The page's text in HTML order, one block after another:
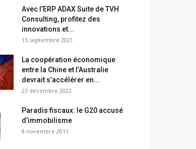
Avec l’ERP ADAX Suite de TVH
Consulting, profitez des
innovations et...
15 septembre 2021
La coopération économique
entre la Chine et l’Australie
devrait s’accélérer en...
23 décembre 2022
Paradis fiscaux: le G20 accusé
d’immobilisme
8 novembre 2011